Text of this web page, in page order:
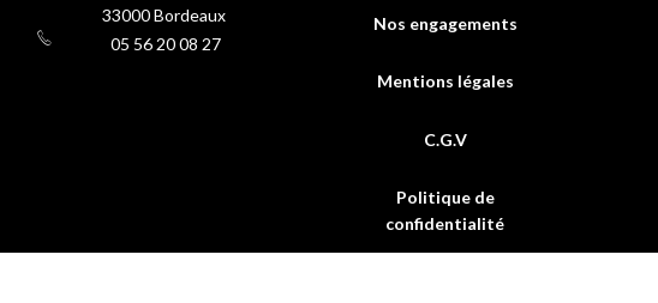
33000Bordeaux
05 56 20 08 27
Nos engagements
Mentions légales
C.G.V
Politique de
confidentialité